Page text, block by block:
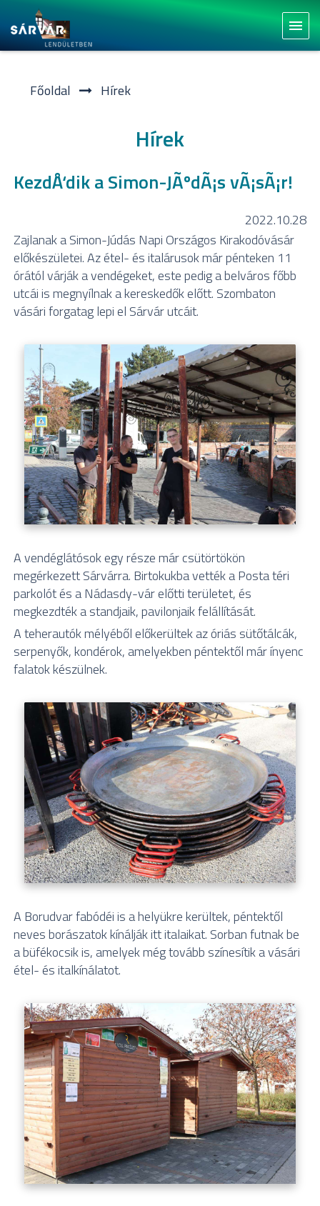
menu
Főoldal Hí­rek
Hírek
KezdÅ‘dik a Simon-JÃºdÃ¡s vÃ¡sÃ¡r!
2022.10.28
Zajlanak a Simon-Júdás Napi Országos Kirakodóvásár
előkészületei. Az étel- és italárusok már pénteken 11
órától várják a vendégeket, este pedig a belváros főbb
utcái is megnyílnak a kereskedők előtt. Szombaton
vásári forgatag lepi el Sárvár utcáit.
A vendéglátósok egy része már csütörtökön
megérkezett Sárvárra. Birtokukba vették a Posta téri
parkolót és a Nádasdy-vár előtti területet, és
megkezdték a standjaik, pavilonjaik felállítását.
A teherautók mélyéből előkerültek az óriás sütőtálcák,
serpenyők, kondérok, amelyekben péntektől már ínyenc
falatok készülnek.
A Borudvar fabódéi is a helyükre kerültek, péntektől
neves borászatok kínálják itt italaikat. Sorban futnak be
a büfékocsik is, amelyek még tovább színesítik a vásári
étel- és italkínálatot.